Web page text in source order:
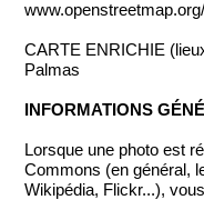
CARTE ENRICHIE
Palmas
INFORMATIONS
Lorsque une photo est
Commons (en général,
Wikipédia, Flickr...),